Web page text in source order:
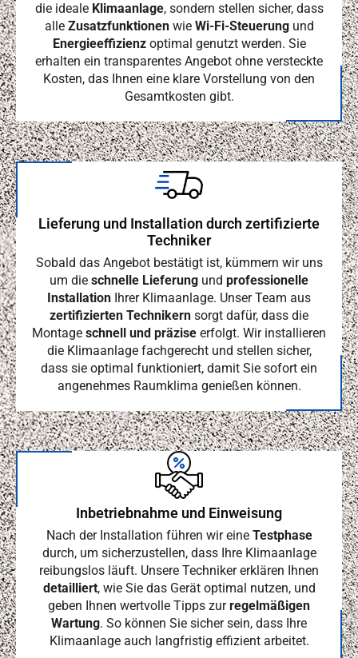
die ideale Klimaanlage, sondern stellen sicher, dass
alle Zusatzfunktionenwie Wi-Fi-Steuerungund
Energieeffizienzoptimal genutzt werden. Sie
erhalten ein transparentes Angebot ohne versteckte
Kosten, das Ihnen eine klare Vorstellung von den
Gesamtkosten gibt.
Lieferung und Installation durch zertifizierte
Techniker
Sobald das Angebot bestätigt ist, kümmern wir uns
um die schnelle Lieferung und professionelle
Installation Ihrer Klimaanlage. Unser Team aus
zertifizierten Technikern sorgt dafür, dass die
Montage schnell und präzise erfolgt. Wir installieren
die Klimaanlage fachgerecht und stellen sicher,
dass sie optimal funktioniert, damit Sie sofort ein
angenehmes Raumklima genießen können.
Inbetriebnahme und Einweisung
Nach der Installation führen wir eine Testphase
durch, um sicherzustellen, dass Ihre Klimaanlage
reibungslos läuft. Unsere Techniker erklären Ihnen
detailliert, wie Sie das Gerät optimal nutzen, und
geben Ihnen wertvolle Tipps zurregelmäßigen
Wartung. So können Sie sicher sein, dass Ihre
Klimaanlage auch langfristig effizient arbeitet.